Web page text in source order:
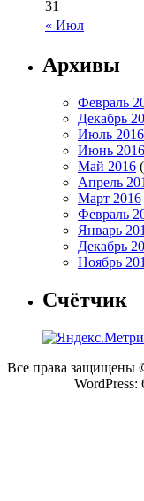
« Июл
31
Архивы
Февраль
Декабрь
Июль 2016
Июнь 2016
Май 2016
Апрель
Март 2016
Февраль
Январь
Декабрь
Ноябрь
Счётчик
Все права защищены